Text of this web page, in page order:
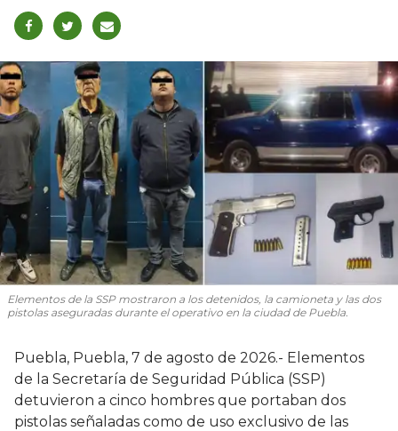
Elementos de la SSP mostraron a los detenidos, la camioneta y las dos
pistolas aseguradas durante el operativo en la ciudad de Puebla.
Puebla, Puebla, 7 de agosto de 2026.- Elementos
de la Secretaría de Seguridad Pública (SSP)
detuvieron a cinco hombres que portaban dos
pistolas señaladas como de uso exclusivo de las